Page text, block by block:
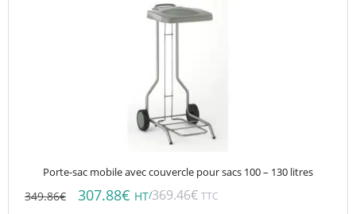
514.00€
Porte-sac mobile avec couvercle pour sacs 100 – 130 litres
349.86€ 307.88€ HT/369.46€ TTC